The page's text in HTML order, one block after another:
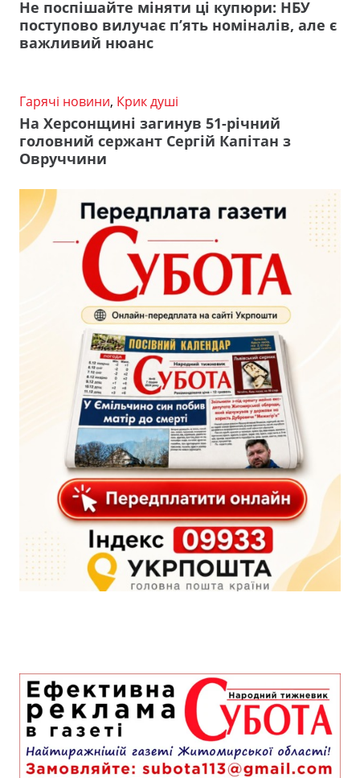
Не поспішайте міняти ці купюри: НБУ
поступово вилучає п’ять номіналів, але є
важливий нюанс
Гарячі новини, Крик душі
На Херсонщині загинув 51-річний
головний сержант Сергій Капітан з
Овруччини